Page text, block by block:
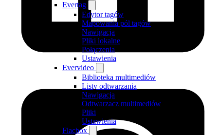
Evertag
Edytor tagów
Mapowania pól tagów
Nawigacja
Pliki lokalne
Połączenia
Ustawienia
Evervideo
Biblioteka multimediów
Listy odtwarzania
Nawigacja
Odtwarzacz multimediów
Pliki
Ustawienia
Flacbox